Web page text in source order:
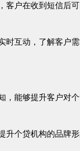
户在收到短信后可
时互动，了解客户
能够提升客户对
个贷机构的品牌形